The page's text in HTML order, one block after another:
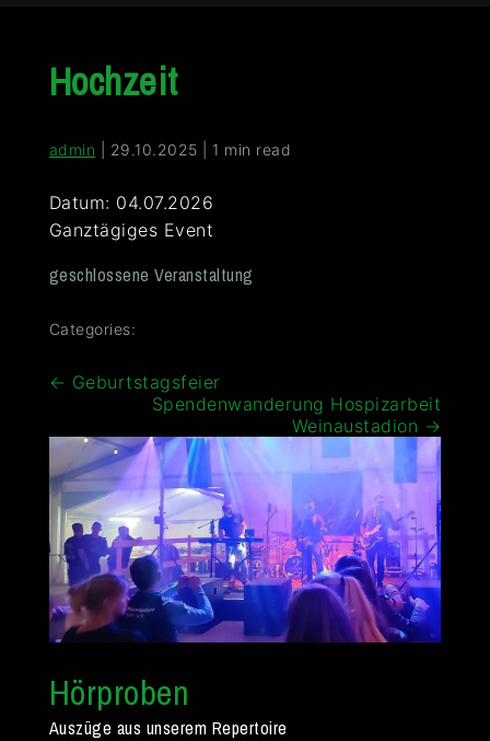
Hochzeit
admin 29.10.2025 1 min read
Datum: 04.07.2026
Ganztägiges Event
geschlossene Veranstaltung
Categories:
Beitragsnavigation
← Geburtstagsfeier
Spendenwanderung Hospizarbeit
Weinaustadion →
Hörproben
Auszüge aus unserem Repertoire